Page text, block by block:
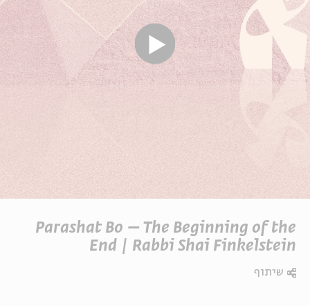
Parashat Bo – The Beginning of the
End | Rabbi Shai Finkelstein
שיתוף